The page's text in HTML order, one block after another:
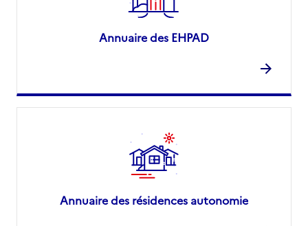
Annuaire des EHPAD
Annuaire des résidences autonomie